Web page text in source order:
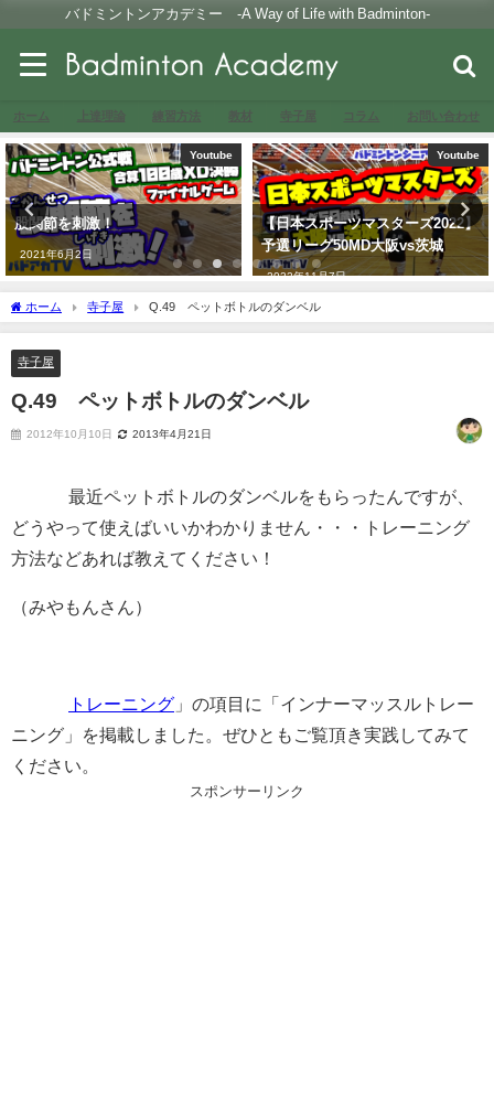
バドミントンアカデミー -A Way of Life with Badminton-
ホーム 上達理論 練習方法 教材 寺子屋 コラム お問い合わせ
Youtube
股関節を刺激！
2021年6月2日
Youtube
【日本スポーツマスターズ2022】
予選リーグ50MD大阪vs茨城
2022年11月7日
ホーム 寺子屋 Q.49 ペットボトルのダンベル
寺子屋
Q.49 ペットボトルのダンベル
2012年10月10日 2013年4月21日
最近ペットボトルのダンベルをもらったんですが、
どうやって使えばいいかわかりません・・・トレーニング
方法などあれば教えてください！
（みやもんさん）
トレーニング 」の項目に「インナーマッスルトレー
ニング」を掲載しました。ぜひともご覧頂き実践してみて
ください。
スポンサーリンク